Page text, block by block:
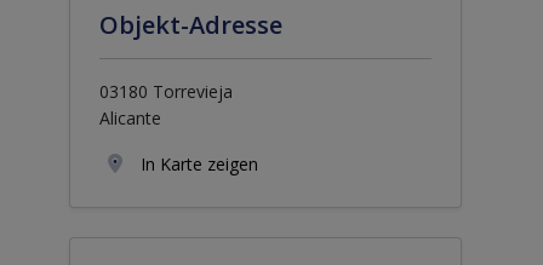
Objekt-Adresse
03180 Torrevieja
Alicante
In Karte zeigen